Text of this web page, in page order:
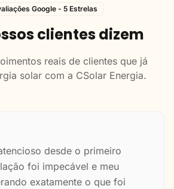
Google - 5 Estrelas
clientes dizem
reais de clientes que já
solar com a CSolar Energia.
desde o primeiro
foi impecável e meu
exatamente o que foi